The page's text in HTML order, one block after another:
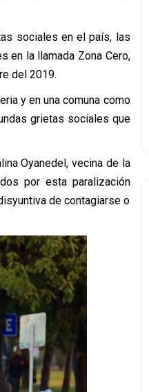
sociales en el país, las
en la llamada Zona Cero,
del 2019.
y en una comuna como
grietas sociales que
Oyanedel, vecina de la
por esta paralización
de contagiarse o